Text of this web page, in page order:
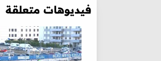
فيديوهات متعلقة